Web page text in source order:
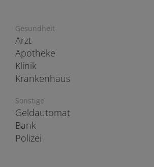
Gesundheit
Arzt
Apotheke
Klinik
Krankenhaus
Sonstige
Geldautomat
Bank
Polizei